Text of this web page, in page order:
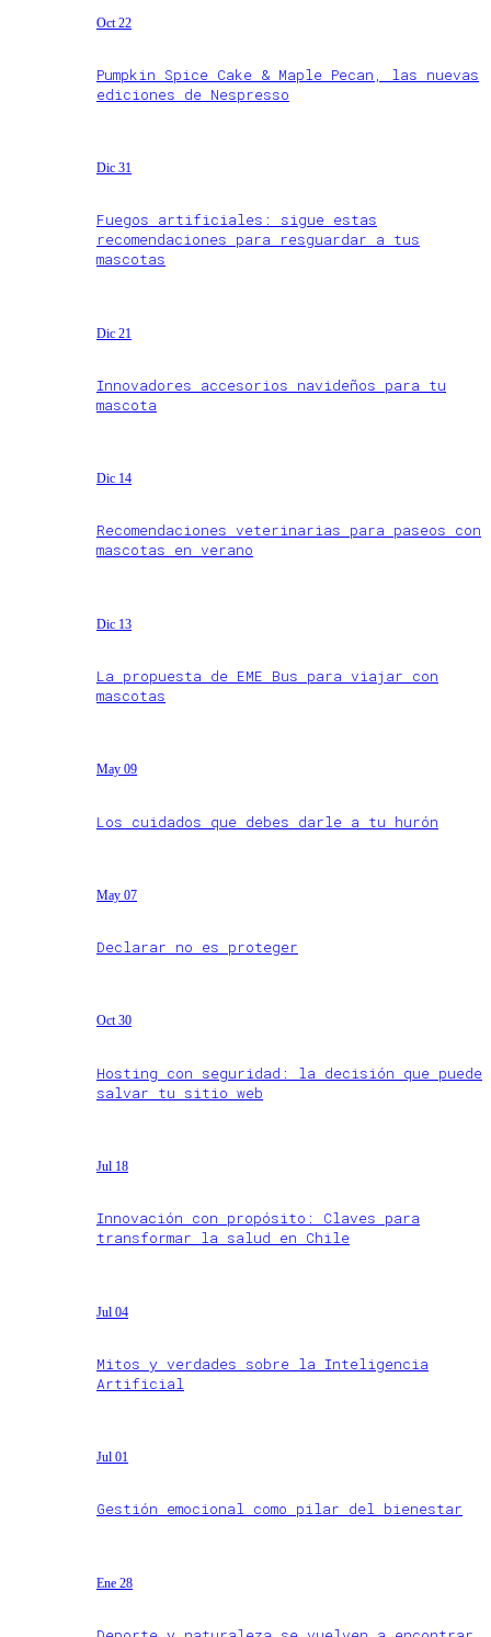
Oct 22
Pumpkin Spice Cake & Maple Pecan, las nuevas
ediciones de Nespresso
Dic 31
Fuegos artificiales: sigue estas
recomendaciones para resguardar a tus
mascotas
Dic 21
Innovadores accesorios navideños para tu
mascota
Dic 14
Recomendaciones veterinarias para paseos con
mascotas en verano
Dic 13
La propuesta de EME Bus para viajar con
mascotas
May 09
Los cuidados que debes darle a tu hurón
May 07
Declarar no es proteger
Oct 30
Hosting con seguridad: la decisión que puede
salvar tu sitio web
Jul 18
Innovación con propósito: Claves para
transformar la salud en Chile
Jul 04
Mitos y verdades sobre la Inteligencia
Artificial
Jul 01
Gestión emocional como pilar del bienestar
Ene 28